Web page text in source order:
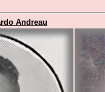
Andreau